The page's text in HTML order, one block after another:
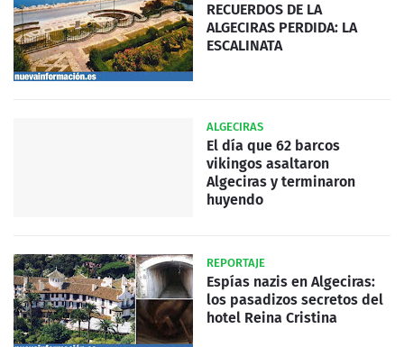
RECUERDOS DE LA
ALGECIRAS PERDIDA: LA
ESCALINATA
ALGECIRAS
El día que 62 barcos
vikingos asaltaron
Algeciras y terminaron
huyendo
REPORTAJE
Espías nazis en Algeciras:
los pasadizos secretos del
hotel Reina Cristina